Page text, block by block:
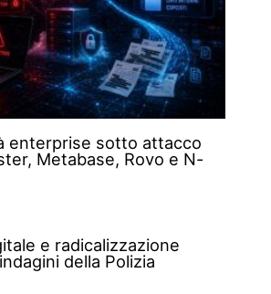
enterprise sotto attacco
Metabase, Rovo e N-
e radicalizzazione
della Polizia